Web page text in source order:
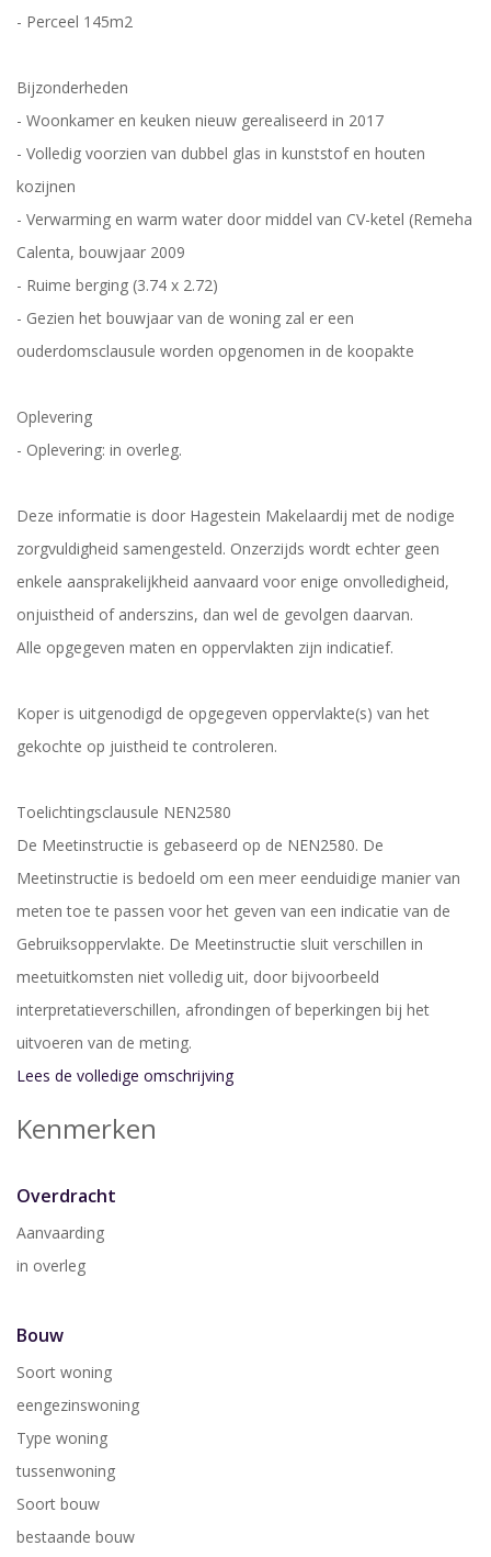
- Perceel 145m2
Bijzonderheden
- Woonkamer en keuken nieuw gerealiseerd in 2017
- Volledig voorzien van dubbel glas in kunststof en houten
kozijnen
- Verwarming en warm water door middel van CV-ketel (Remeha
Calenta, bouwjaar 2009
- Ruime berging (3.74 x 2.72)
- Gezien het bouwjaar van de woning zal er een
ouderdomsclausule worden opgenomen in de koopakte
Oplevering
- Oplevering: in overleg.
Deze informatie is door Hagestein Makelaardij met de nodige
zorgvuldigheid samengesteld. Onzerzijds wordt echter geen
enkele aansprakelijkheid aanvaard voor enige onvolledigheid,
onjuistheid of anderszins, dan wel de gevolgen daarvan.
Alle opgegeven maten en oppervlakten zijn indicatief.
Koper is uitgenodigd de opgegeven oppervlakte(s) van het
gekochte op juistheid te controleren.
Toelichtingsclausule NEN2580
De Meetinstructie is gebaseerd op de NEN2580. De
Meetinstructie is bedoeld om een meer eenduidige manier van
meten toe te passen voor het geven van een indicatie van de
Gebruiksoppervlakte. De Meetinstructie sluit verschillen in
meetuitkomsten niet volledig uit, door bijvoorbeeld
interpretatieverschillen, afrondingen of beperkingen bij het
uitvoeren van de meting.
Lees de volledige omschrijving
Kenmerken
Overdracht
Aanvaarding
in overleg
Bouw
Soort woning
eengezinswoning
Type woning
tussenwoning
Soort bouw
bestaande bouw